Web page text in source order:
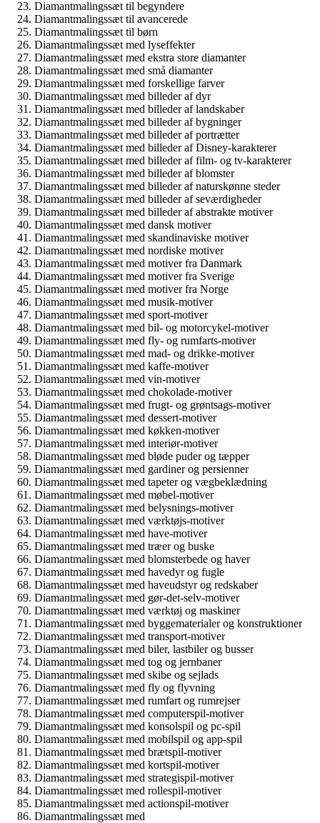
Diamantmalingssæt til begyndere
Diamantmalingssæt til avancerede
Diamantmalingssæt til børn
Diamantmalingssæt med lyseffekter
Diamantmalingssæt med ekstra store diamanter
Diamantmalingssæt med små diamanter
Diamantmalingssæt med forskellige farver
Diamantmalingssæt med billeder af dyr
Diamantmalingssæt med billeder af landskaber
Diamantmalingssæt med billeder af bygninger
Diamantmalingssæt med billeder af portrætter
Diamantmalingssæt med billeder af Disney-karakterer
Diamantmalingssæt med billeder af film- og tv-karakterer
Diamantmalingssæt med billeder af blomster
Diamantmalingssæt med billeder af naturskønne steder
Diamantmalingssæt med billeder af seværdigheder
Diamantmalingssæt med billeder af abstrakte motiver
Diamantmalingssæt med dansk motiver
Diamantmalingssæt med skandinaviske motiver
Diamantmalingssæt med nordiske motiver
Diamantmalingssæt med motiver fra Danmark
Diamantmalingssæt med motiver fra Sverige
Diamantmalingssæt med motiver fra Norge
Diamantmalingssæt med musik-motiver
Diamantmalingssæt med sport-motiver
Diamantmalingssæt med bil- og motorcykel-motiver
Diamantmalingssæt med fly- og rumfarts-motiver
Diamantmalingssæt med mad- og drikke-motiver
Diamantmalingssæt med kaffe-motiver
Diamantmalingssæt med vin-motiver
Diamantmalingssæt med chokolade-motiver
Diamantmalingssæt med frugt- og grøntsags-motiver
Diamantmalingssæt med dessert-motiver
Diamantmalingssæt med køkken-motiver
Diamantmalingssæt med interiør-motiver
Diamantmalingssæt med bløde puder og tæpper
Diamantmalingssæt med gardiner og persienner
Diamantmalingssæt med tapeter og vægbeklædning
Diamantmalingssæt med møbel-motiver
Diamantmalingssæt med belysnings-motiver
Diamantmalingssæt med værktøjs-motiver
Diamantmalingssæt med have-motiver
Diamantmalingssæt med træer og buske
Diamantmalingssæt med blomsterbede og haver
Diamantmalingssæt med havedyr og fugle
Diamantmalingssæt med haveudstyr og redskaber
Diamantmalingssæt med gør-det-selv-motiver
Diamantmalingssæt med værktøj og maskiner
Diamantmalingssæt med byggematerialer og konstruktioner
Diamantmalingssæt med transport-motiver
Diamantmalingssæt med biler, lastbiler og busser
Diamantmalingssæt med tog og jernbaner
Diamantmalingssæt med skibe og sejlads
Diamantmalingssæt med fly og flyvning
Diamantmalingssæt med rumfart og rumrejser
Diamantmalingssæt med computerspil-motiver
Diamantmalingssæt med konsolspil og pc-spil
Diamantmalingssæt med mobilspil og app-spil
Diamantmalingssæt med brætspil-motiver
Diamantmalingssæt med kortspil-motiver
Diamantmalingssæt med strategispil-motiver
Diamantmalingssæt med rollespil-motiver
Diamantmalingssæt med actionspil-motiver
Diamantmalingssæt med